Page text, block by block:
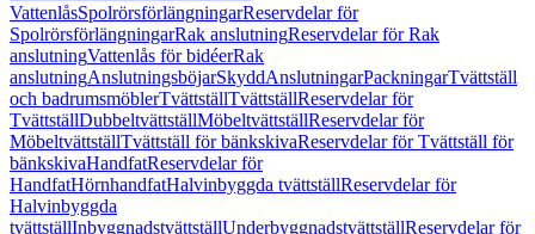
VattenlåsSpolrörsförlängningarReservdelar för
SpolrörsförlängningarRak anslutningReservdelar för Rak
anslutningVattenlås för bidéerRak
anslutningAnslutningsböjarSkyddAnslutningarPackningarTvättställ
och badrumsmöblerTvättställTvättställReservdelar för
TvättställDubbeltvättställMöbeltvättställReservdelar för
MöbeltvättställTvättställ för bänkskivaReservdelar för Tvättställ för
bänkskivaHandfatReservdelar för
HandfatHörnhandfatHalvinbyggda tvättställReservdelar för
Halvinbyggda
tvättställInbyggnadstvättställUnderbyggnadstvättställReservdelar för